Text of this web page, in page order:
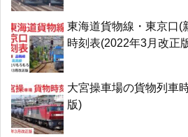
東海道貨物線・東京口(
時刻表(2022年3月改正
大宮操車場の貨物列車
版)